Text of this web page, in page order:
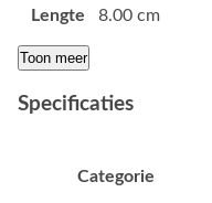
Lengte
8.00 cm
Toon meer
Specificaties
Categorie